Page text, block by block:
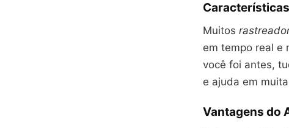
Muitos
em tempo real e
você foi antes,
e ajuda em
Vantagens do